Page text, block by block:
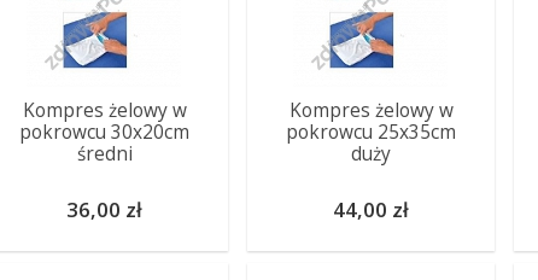
Kompres żelowy w
pokrowcu 30x20cm
średni
36,00 zł
Kompres żelowy w
pokrowcu 25x35cm
duży
44,00 zł